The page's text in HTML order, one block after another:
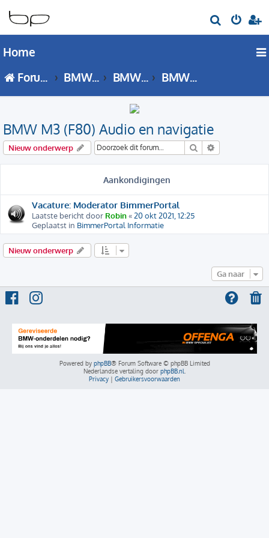
o
Home
Forumoverzicht
BMW 3 Serie BMW M3 - F80 forum BMW M3 (F80) Audio en navigatie
BMW M3 (F80) Audio en navigatie
Nieuw onderwerp Zoek
Aankondigingen
Vacature: Moderator BimmerPortal
Laatste bericht door Robin«20 okt 2021, 12:25
Geplaatst in BimmerPortal Informatie
Nieuw onderwerp
Ga naar
Powered by phpBB® Forum Software © phpBB Limited
Nederlandse vertaling door phpBB.nl
Privacy | Gebruikersvoorwaarden